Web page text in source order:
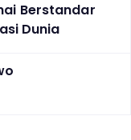
Berstandar
Dunia